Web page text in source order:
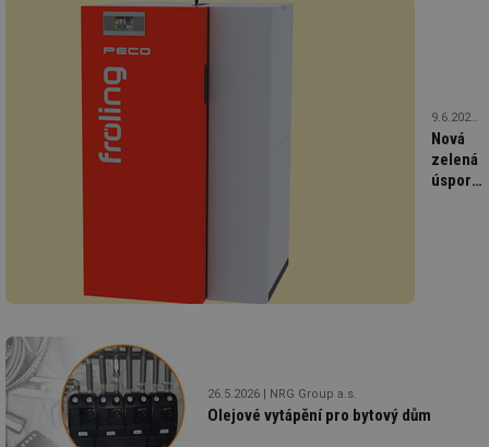
9.6.2026
Nová
zelená
26.5.2026 NRG Group a.s.
Olejové vytápění pro bytový dům